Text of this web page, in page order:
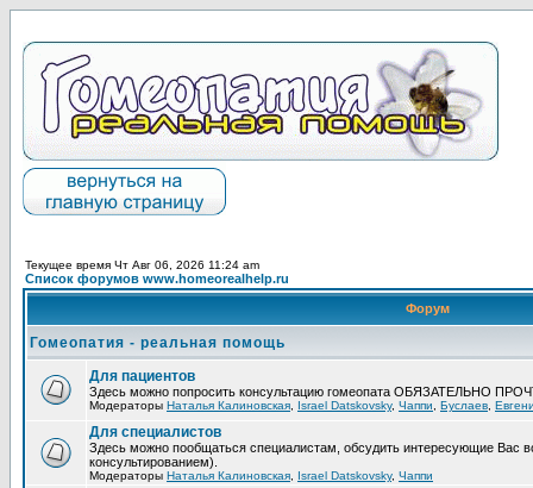
Текущее время Чт Авг 06, 2026 11:24 am
Список форумов www.homeorealhelp.ru
Форум
Гомеопатия - реальная помощь
Для пациентов
Здесь можно попросить консультацию гомеопата ОБЯЗАТЕЛЬНО
Модераторы Наталья Калиновская Israel Datskovsky, Чаппи Буслаев
Для специалистов
Здесь можно пообщаться специалистам, обсудить интересующие Вас
консультированием).
Модераторы Наталья Калиновская Israel Datskovsky, Чаппи